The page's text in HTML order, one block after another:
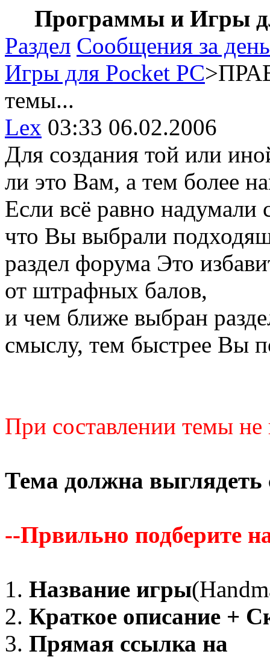
Программы и Игры
Раздел Сообщения за день
Игры для Pocket PC
темы...
Lex 03:33 06.02.2006
Для создания той или
ли это Вам, а тем более
Если всё равно надумали
что Вы выбрали
раздел форума Это
от штрафных балов,
и чем ближе выбран
смыслу, тем быстрее Вы
При составлении темы
Тема должна
--Првильно подберите
1. Название игры
2. Краткое описание +
3. Прямая ссылка на